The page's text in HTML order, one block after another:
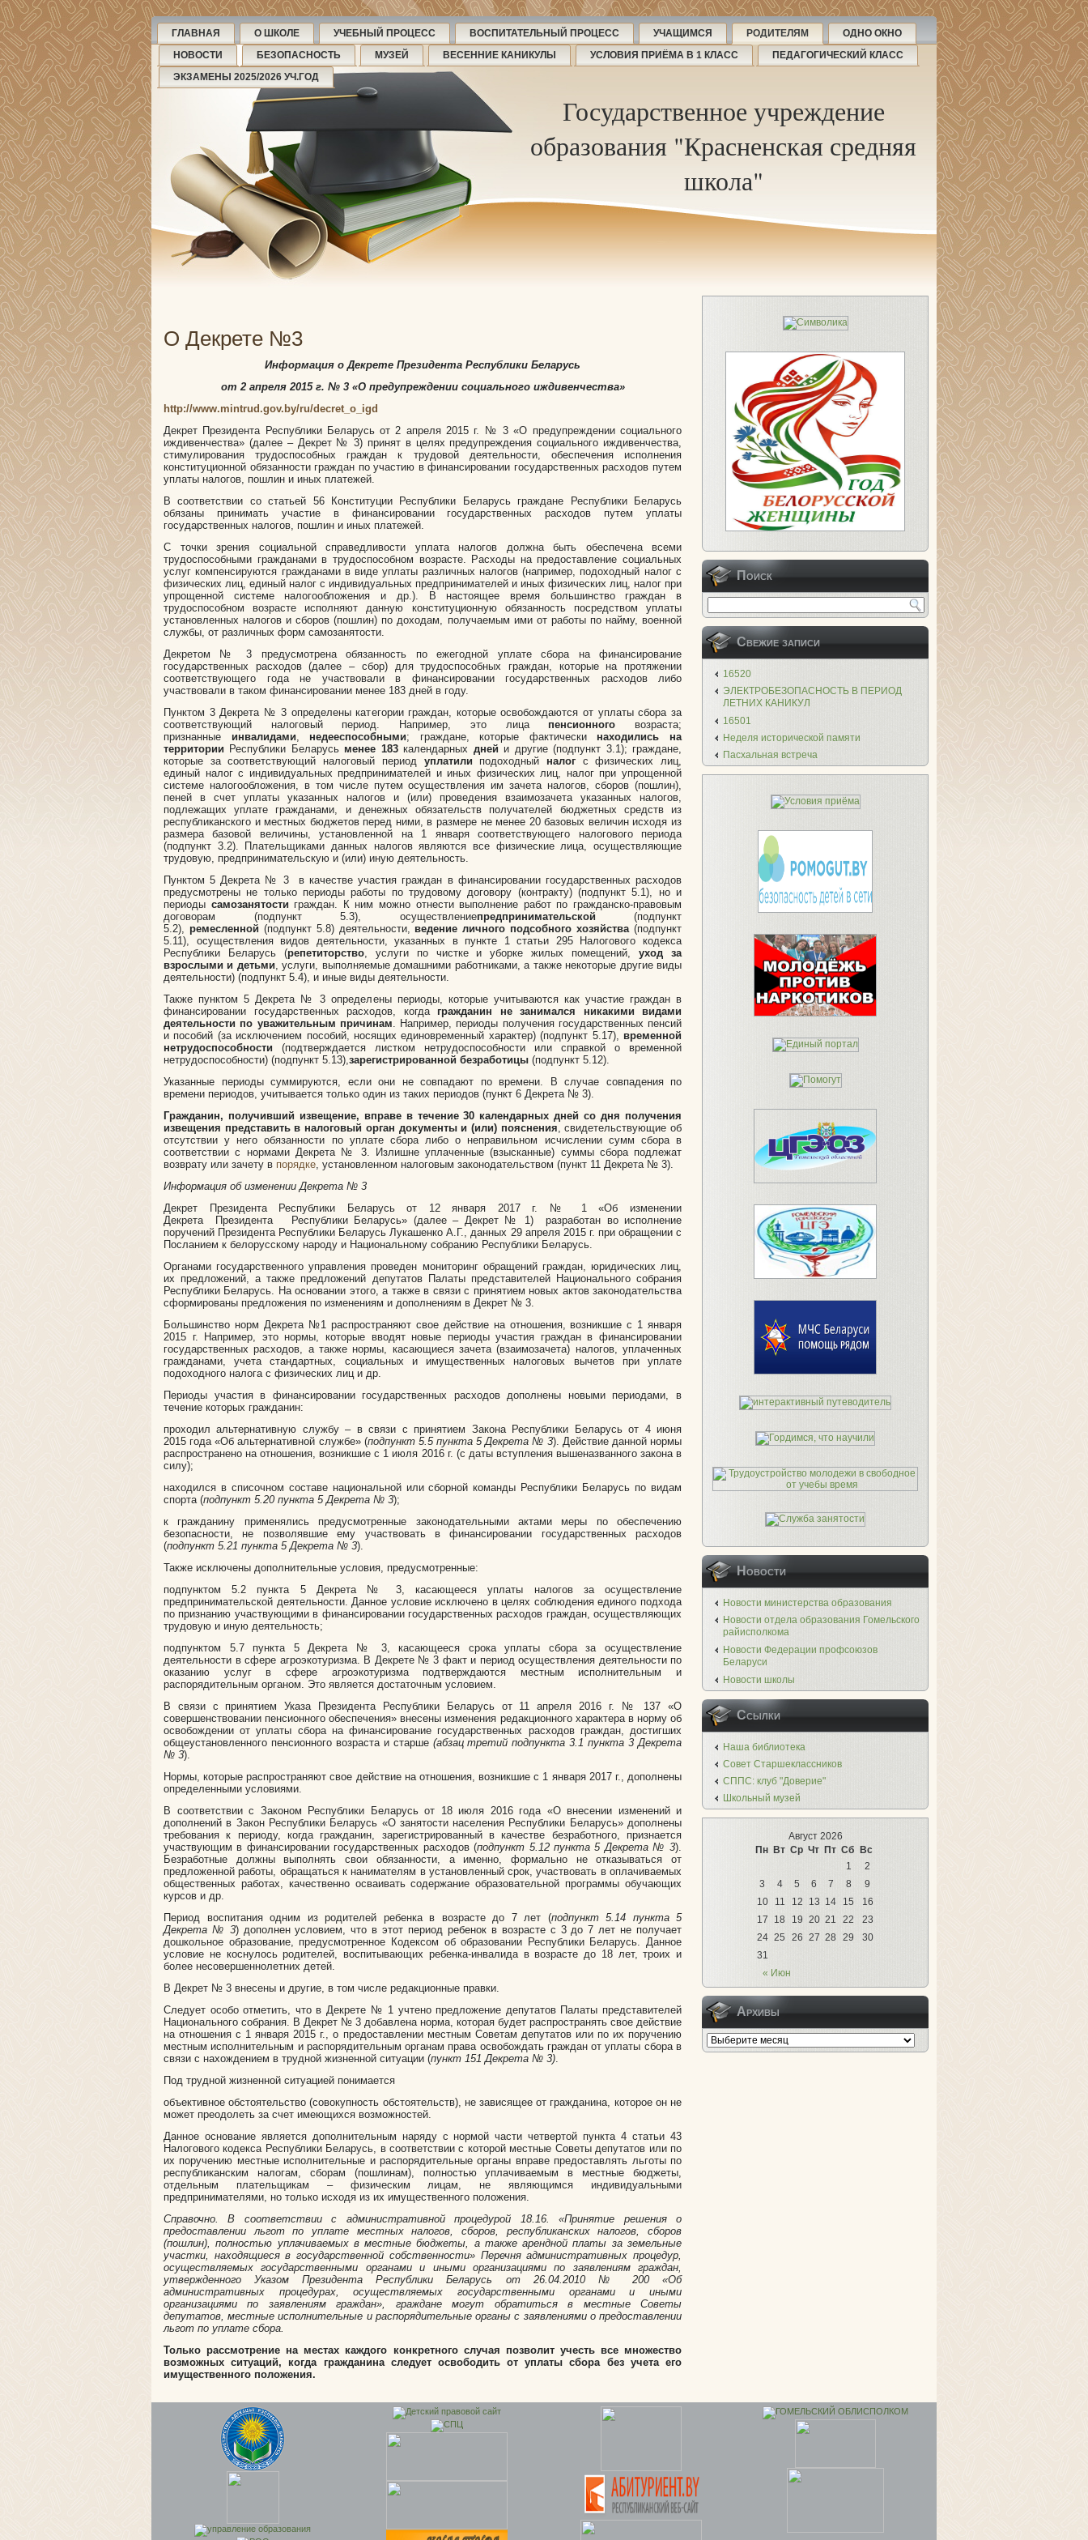
ГЛАВНАЯ О ШКОЛЕ УЧЕБНЫЙ ПРОЦЕСС ВОСПИТАТЕЛЬНЫЙ ПРОЦЕСС УЧАЩИМСЯ РОДИТЕЛЯМ
ОДНО ОКНО
НОВОСТИ
БЕЗОПАСНОСТЬ МУЗЕЙ ВЕСЕННИЕ КАНИКУЛЫ УСЛОВИЯ ПРИЁМА В 1 КЛАСС
ПЕДАГОГИЧЕСКИЙ КЛАСС
ЭКЗАМЕНЫ 2025/2026 УЧ.ГОД
Государственное учреждение
образования "Красненская средняя
школа"
О Декрете №3
Информация о Декрете Президента Республики Беларусь
от 2 апреля 2015 г. № 3 «О предупреждении социального иждивенчества»
http://www.mintrud.gov.by/ru/decret_o_igd
Декрет Президента Республики Беларусь от 2 апреля 2015 г. № 3 «О предупреждении социального
иждивенчества» (далее – Декрет № 3) принят в целях предупреждения социального иждивенчества,
стимулирования трудоспособных граждан к трудовой деятельности, обеспечения исполнения
конституционной обязанности граждан по участию в финансировании государственных расходов путем
уплаты налогов, пошлин и иных платежей.
В соответствии со статьей 56 Конституции Республики Беларусь граждане Республики Беларусь
обязаны принимать участие в финансировании государственных расходов путем уплаты
государственных налогов, пошлин и иных платежей.
С точки зрения социальной справедливости уплата налогов должна быть обеспечена всеми
трудоспособными гражданами в трудоспособном возрасте. Расходы на предоставление социальных
услуг компенсируются гражданами в виде уплаты различных налогов (например, подоходный налог с
физических лиц, единый налог с индивидуальных предпринимателей и иных физических лиц, налог при
упрощенной системе налогообложения и др.). В настоящее время большинство граждан в
трудоспособном возрасте исполняют данную конституционную обязанность посредством уплаты
установленных налогов и сборов (пошлин) по доходам, получаемым ими от работы по найму, военной
службы, от различных форм самозанятости.
Декретом № 3 предусмотрена обязанность по ежегодной уплате сбора на финансирование
государственных расходов (далее – сбор) для трудоспособных граждан, которые на протяжении
соответствующего года не участвовали в финансировании государственных расходов либо
участвовали в таком финансировании менее 183 дней в году.
Пунктом 3 Декрета № 3 определены категории граждан, которые освобождаются от уплаты сбора за
соответствующий налоговый период. Например, это лица пенсионного возраста;
признанные инвалидами, недееспособными; граждане, которые фактически находились на
территории Республики Беларусь менее 183календарных дней и другие (подпункт 3.1); граждане,
которые за соответствующий налоговый период уплатили подоходный налогс физических лиц,
единый налог с индивидуальных предпринимателей и иных физических лиц, налог при упрощенной
системе налогообложения, в том числе путем осуществления им зачета налогов, сборов (пошлин),
пеней в счет уплаты указанных налогов и (или) проведения взаимозачета указанных налогов,
подлежащих уплате гражданами, и денежных обязательств получателей бюджетных средств из
республиканского и местных бюджетов перед ними, в размере не менее 20 базовых величин исходя из
размера базовой величины, установленной на 1 января соответствующего налогового периода
(подпункт 3.2). Плательщиками данных налогов являются все физические лица, осуществляющие
трудовую, предпринимательскую и (или) иную деятельность.
Пунктом 5 Декрета № 3 в качестве участия граждан в финансировании государственных расходов
предусмотрены не только периоды работы по трудовому договору (контракту) (подпункт 5.1), но и
периоды самозанятости граждан. К ним можно отнести выполнение работ по гражданско-правовым
договорам (подпункт 5.3), осуществлениепредпринимательской (подпункт
5.2), ремесленной (подпункт 5.8) деятельности, ведение личного подсобного хозяйства(подпункт
5.11), осуществления видов деятельности, указанных в пункте 1 статьи 295 Налогового кодекса
Республики Беларусь (репетиторство, услуги по чистке и уборке жилых помещений,уход за
взрослыми и детьми, услуги, выполняемые домашними работниками, а также некоторые другие виды
деятельности) (подпункт 5.4), и иные виды деятельности.
Также пунктом 5 Декрета № 3 определены периоды, которые учитываются как участие граждан в
финансировании государственных расходов, когда гражданин не занимался никакими видами
деятельности по уважительным причинам. Например, периоды получения государственных пенсий
и пособий (за исключением пособий, носящих единовременный характер) (подпункт 5.17), временной
нетрудоспособности (подтверждается листком нетрудоспособности или справкой о временной
нетрудоспособности) (подпункт 5.13),зарегистрированной безработицы (подпункт 5.12).
Указанные периоды суммируются, если они не совпадают по времени. В случае совпадения по
времени периодов, учитывается только один из таких периодов (пункт 6 Декрета № 3).
Гражданин, получивший извещение, вправе в течение 30 календарных дней со дня получения
извещения представить в налоговый орган документы и (или) пояснения, свидетельствующие об
отсутствии у него обязанности по уплате сбора либо о неправильном исчислении сумм сбора в
соответствии с нормами Декрета № 3. Излишне уплаченные (взысканные) суммы сбора подлежат
возврату или зачету в порядке, установленном налоговым законодательством (пункт 11 Декрета № 3).
Информация об изменении Декрета № 3
Декрет Президента Республики Беларусь от 12­­­ января 2017 г. № 1 «Об изменении
Декрета Президента Республики Беларусь» (далее – Декрет № 1) разработан во исполнение
поручений Президента Республики Беларусь Лукашенко А.Г., данных 29 апреля 2015 г. при обращении с
Посланием к белорусскому народу и Национальному собранию Республики Беларусь.
Органами государственного управления проведен мониторинг обращений граждан, юридических лиц,
их предложений, а также предложений депутатов Палаты представителей Национального собрания
Республики Беларусь. На основании этого, а также в связи с принятием новых актов законодательства
сформированы предложения по изменениям и дополнениям в Декрет № 3.
Большинство норм Декрета №1 распространяют свое действие на отношения, возникшие с 1 января
2015 г. Например, это нормы, которые вводят новые периоды участия граждан в финансировании
государственных расходов, а также нормы, касающиеся зачета (взаимозачета) налогов, уплаченных
гражданами, учета стандартных, социальных и имущественных налоговых вычетов при уплате
подоходного налога с физических лиц и др.
Периоды участия в финансировании государственных расходов дополнены новыми периодами, в
течение которых гражданин:
проходил альтернативную службу – в связи с принятием Закона Республики Беларусь от 4 июня
2015 года «Об альтернативной службе» (подпункт 5.5 пункта 5 Декрета № 3). Действие данной нормы
распространено на отношения, возникшие с 1 июля 2016 г. (с даты вступления вышеназванного закона в
силу);
находился в списочном составе национальной или сборной команды Республики Беларусь по видам
спорта (подпункт 5.20 пункта 5 Декрета № 3);
к гражданину применялись предусмотренные законодательными актами меры по обеспечению
безопасности, не позволявшие ему участвовать в финансировании государственных расходов
(подпункт 5.21 пункта 5 Декрета № 3).
Также исключены дополнительные условия, предусмотренные:
подпунктом 5.2 пункта 5 Декрета № 3, касающееся уплаты налогов за осуществление
предпринимательской деятельности. Данное условие исключено в целях соблюдения единого подхода
по признанию участвующими в финансировании государственных расходов граждан, осуществляющих
трудовую и иную деятельность;
подпунктом 5.7 пункта 5 Декрета № 3, касающееся срока уплаты сбора за осуществление
деятельности в сфере агроэкотуризма. В Декрете № 3 факт и период осуществления деятельности по
оказанию услуг в сфере агроэкотуризма подтверждаются местным исполнительным и
распорядительным органом. Это является достаточным условием.
В связи с принятием Указа Президента Республики Беларусь от 11 апреля 2016 г. № 137 «О
совершенствовании пенсионного обеспечения» внесены изменения редакционного характера в норму об
освобождении от уплаты сбора на финансирование государственных расходов граждан, достигших
общеустановленного пенсионного возраста и старше (абзац третий подпункта 3.1 пункта 3 Декрета
№ 3).
Нормы, которые распространяют свое действие на отношения, возникшие с 1 января 2017 г., дополнены
определенными условиями.
В соответствии с Законом Республики Беларусь от 18 июля 2016 года «О внесении изменений и
дополнений в Закон Республики Беларусь «О занятости населения Республики Беларусь» дополнены
требования к периоду, когда гражданин, зарегистрированный в качестве безработного, признается
участвующим в финансировании государственных расходов (подпункт 5.12 пункта 5 Декрета № 3).
Безработные должны выполнять свои обязанности, а именно, формально не отказываться от
предложенной работы, обращаться к нанимателям в установленный срок, участвовать в оплачиваемых
общественных работах, качественно осваивать содержание образовательной программы обучающих
курсов и др.
Период воспитания одним из родителей ребенка в возрасте до 7 лет (подпункт 5.14 пункта 5
Декрета № 3) дополнен условием, что в этот период ребенок в возрасте с 3 до 7 лет не получает
дошкольное образование, предусмотренное Кодексом об образовании Республики Беларусь. Данное
условие не коснулось родителей, воспитывающих ребенка-инвалида в возрасте до 18 лет, троих и
более несовершеннолетних детей.
В Декрет № 3 внесены и другие, в том числе редакционные правки.
Следует особо отметить, что в Декрете № 1 учтено предложение депутатов Палаты представителей
Национального собрания. В Декрет № 3 добавлена норма, которая будет распространять свое действие
на отношения с 1 января 2015 г., о предоставлении местным Советам депутатов или по их поручению
местным исполнительным и распорядительным органам права освобождать граждан от уплаты сбора в
связи с нахождением в трудной жизненной ситуации (пункт 151 Декрета № 3).
Под трудной жизненной ситуацией понимается
объективное обстоятельство (совокупность обстоятельств), не зависящее от гражданина, которое он не
может преодолеть за счет имеющихся возможностей.
Данное основание является дополнительным наряду с нормой части четвертой пункта 4 статьи 43
Налогового кодекса Республики Беларусь, в соответствии с которой местные Советы депутатов или по
их поручению местные исполнительные и распорядительные органы вправе предоставлять льготы по
республиканским налогам, сборам (пошлинам), полностью уплачиваемым в местные бюджеты,
отдельным плательщикам – физическим лицам, не являющимся индивидуальными
предпринимателями, но только исходя из их имущественного положения.
Справочно. В соответствии с административной процедурой 18.16. «Принятие решения о
предоставлении льгот по уплате местных налогов, сборов, республиканских налогов, сборов
(пошлин), полностью уплачиваемых в местные бюджеты, а также арендной платы за земельные
участки, находящиеся в государственной собственности» Перечня административных процедур,
осуществляемых государственными органами и иными организациями по заявлениям граждан,
утвержденного Указом Президента Республики Беларусь от 26.04.2010 № 200 «Об
административных процедурах, осуществляемых государственными органами и иными
организациями по заявлениям граждан», граждане могут обратиться в местные Советы
депутатов, местные исполнительные и распорядительные органы с заявлениями о предоставлении
льгот по уплате сбора.
Только рассмотрение на местах каждого конкретного случая позволит учесть все множество
возможных ситуаций, когда гражданина следует освободить от уплаты сбора без учета его
имущественного положения.
Поиск
Свежие записи
16520
ЭЛЕКТРОБЕЗОПАСНОСТЬ В ПЕРИОД
ЛЕТНИХ КАНИКУЛ
16501
Неделя исторической памяти
Пасхальная встреча
Новости
Новости министерства образования
Новости отдела образования Гомельского
райисполкома
Новости Федерации профсоюзов
Беларуси
Новости школы
Ссылки
Наша библиотека
Совет Старшеклассников
СППС: клуб "Доверие"
Школьный музей
Август 2026
Пн
Вт Ср Чт Пт Сб Вс
« Июн
1
2
3
4 5 6 7 8
9
10
11 12 13 14 15
16
17
18 19 20 21 22
23
24 25 26 27 28 29
30
31
Архивы